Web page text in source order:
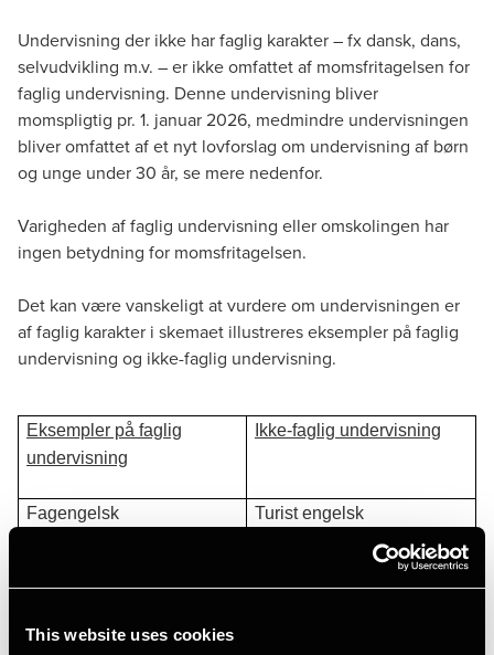
This website uses cookies
Undervisning der ikke har faglig karakter – fx dansk, dans,
selvudvikling m.v. – er ikke omfattet af momsfritagelsen for
faglig undervisning. Denne undervisning bliver
momspligtig pr. 1. januar 2026, medmindre undervisningen
bliver omfattet af et nyt lovforslag om undervisning af børn
og unge under 30 år, se mere nedenfor.
Varigheden af faglig undervisning eller omskolingen har
ingen betydning for momsfritagelsen.
Det kan være vanskeligt at vurdere om undervisningen er
af faglig karakter i skemaet illustreres eksempler på faglig
undervisning og ikke-faglig undervisning.
Eksempler på faglig
undervisning
Ikke-faglig undervisning
Fagengelsk
Turist engelsk
Sociale kompetencer /
personale trivsel
IT-kurser regnskabskurser